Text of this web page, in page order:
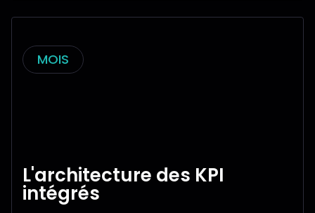
MOIS
L'architecture des KPI
intégrés